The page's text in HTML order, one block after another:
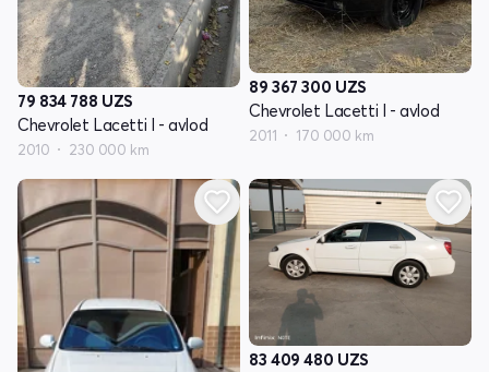
79 834 788 UZS
Chevrolet Lacetti I - avlod
2010 230 000 km
89 367 300 UZS
Chevrolet Lacetti I - avlod
2011 170 000 km
83 409 480 UZS